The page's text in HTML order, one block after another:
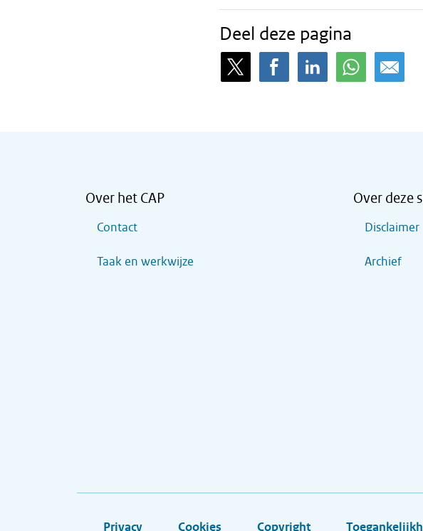
Deel deze pagina
Over het CAP
Contact
Taak en werkwijze
Over deze
Disclaimer
Archief
Privacy Cookies Copyright